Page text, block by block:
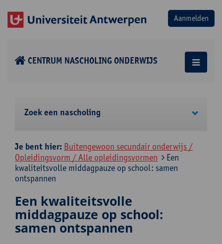
CENTRUM NASCHOLING ONDERWIJS
Zoek een nascholing
Je bent hier: Buitengewoon secundair onderwijs /
Opleidingsvorm / Alle opleidingsvormen
Een
kwaliteitsvolle middagpauze op school: samen
ontspannen
Een kwaliteitsvolle
middagpauze op school:
samen ontspannen